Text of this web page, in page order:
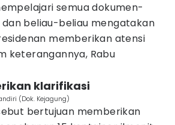
semua dokumen-
beliau-beliau mengatakan
memberikan atensi
keterangannya, Rabu
klarifikasi
(Dok. Kejagung)
bertujuan memberikan